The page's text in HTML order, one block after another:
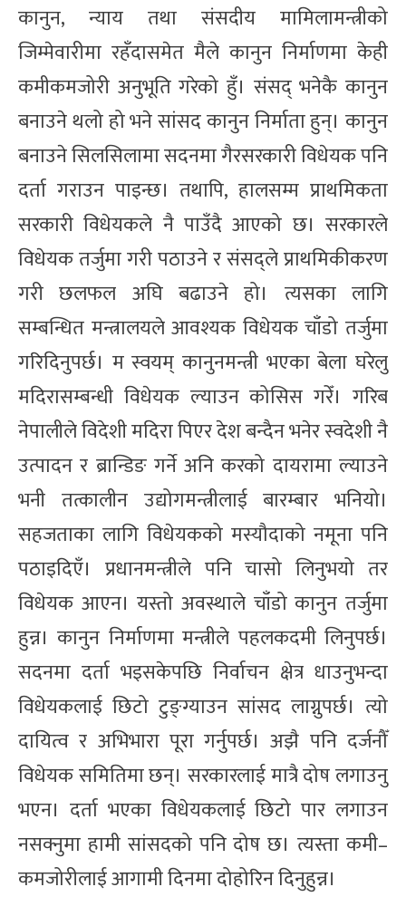
कानुन, न्याय तथा संसदीय मामिलामन्त्रीको
जिम्मेवारीमा रहँदासमेत मैले कानुन निर्माणमा केही
कमीकमजोरी अनुभूति गरेको हुँ। संसद् भनेकै कानुन
बनाउने थलो हो भने सांसद कानुन निर्माता हुन्। कानुन
बनाउने सिलसिलामा सदनमा गैरसरकारी विधेयक पनि
दर्ता गराउन पाइन्छ। तथापि, हालसम्म प्राथमिकता
सरकारी विधेयकले नै पाउँदै आएको छ। सरकारले
विधेयक तर्जुमा गरी पठाउने र संसद्ले प्राथमिकीकरण
गरी छलफल अघि बढाउने हो। त्यसका लागि
सम्बन्धित मन्त्रालयले आवश्यक विधेयक चाँडो तर्जुमा
गरिदिनुपर्छ। म स्वयम् कानुनमन्त्री भएका बेला घरेलु
मदिरासम्बन्धी विधेयक ल्याउन कोसिस गरेँ। गरिब
नेपालीले विदेशी मदिरा पिएर देश बन्दैन भनेर स्वदेशी नै
उत्पादन र ब्रान्डिङ गर्ने अनि करको दायरामा ल्याउने
भनी तत्कालीन उद्योगमन्त्रीलाई बारम्बार भनियो।
सहजताका लागि विधेयकको मस्यौदाको नमूना पनि
पठाइदिएँ। प्रधानमन्त्रीले पनि चासो लिनुभयो तर
विधेयक आएन। यस्तो अवस्थाले चाँडो कानुन तर्जुमा
हुन्न। कानुन निर्माणमा मन्त्रीले पहलकदमी लिनुपर्छ।
सदनमा दर्ता भइसकेपछि निर्वाचन क्षेत्र धाउनुभन्दा
विधेयकलाई छिटो टुङ्ग्याउन सांसद लाग्नुपर्छ। त्यो
दायित्व र अभिभारा पूरा गर्नुपर्छ। अझै पनि दर्जनौँ
विधेयक समितिमा छन्। सरकारलाई मात्रै दोष लगाउनु
भएन। दर्ता भएका विधेयकलाई छिटो पार लगाउन
नसक्नुमा हामी सांसदको पनि दोष छ। त्यस्ता कमी–
कमजोरीलाई आगामी दिनमा दोहोरिन दिनुहुन्न।